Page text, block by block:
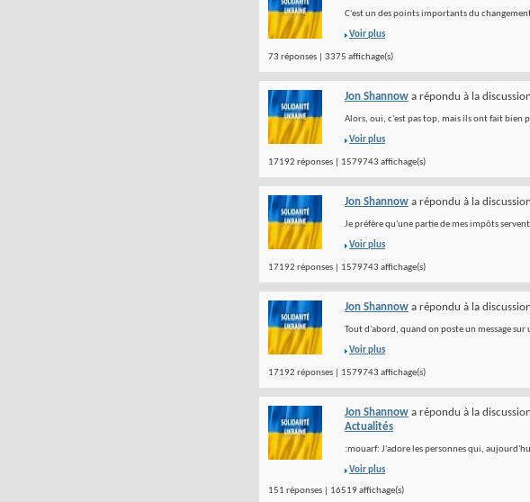
C'est un des points importants du
Voir plus
73 réponses | 3375 affichage(s)
Jon Shannow a répondu à la discussion
Alors, oui, c'est pas top, mais ils ont fait bien
Voir plus
17192 réponses | 1579743 affichage(s)
Jon Shannow a répondu à la discussion
Je préfère qu'une partie de mes impôts
Voir plus
17192 réponses | 1579743 affichage(s)
Jon Shannow a répondu à la discussion
Tout d'abord, quand on poste un message
Voir plus
17192 réponses | 1579743 affichage(s)
Jon Shannow a répondu à la discussion
Actualités
:mouarf: J'adore les personnes qui,
Voir plus
151 réponses | 16519 affichage(s)